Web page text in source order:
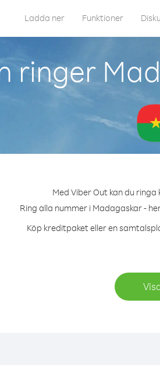
Ladda ner Funktioner
ringer
Med Viber Out kan du
Ring alla nummer i Madagaskar -
Köp kreditpaket eller en